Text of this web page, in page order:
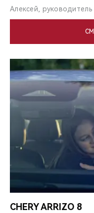
Алексей,
CHERY ARRIZO 8